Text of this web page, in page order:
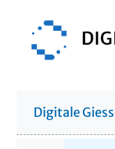
Digitale